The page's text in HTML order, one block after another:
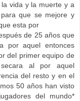
vida y la muerte y a
que se mejore y
esta por
de 25 años que
por aquel entonces
del primer equipo de
al por aquel
del resto y en el
50 años han visto
del mundo*